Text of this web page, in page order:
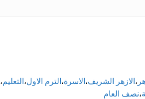
،الازهر الشريف،الاسرة،الترم الاول،التعليم،
،نصف العام